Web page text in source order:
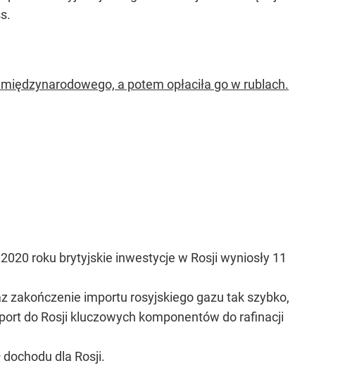
a potem opłaciła go w rublach.
roku brytyjskie inwestycje w Rosji wyniosły 11
zakończenie importu rosyjskiego gazu tak szybko,
do Rosji kluczowych komponentów do rafinacji
dla Rosji.